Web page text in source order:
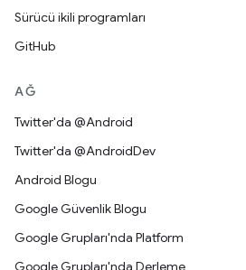
Sürücü ikili programları
GitHub
AĞ
Twitter'da @Android
Twitter'da @AndroidDev
Android Blogu
Google Güvenlik Blogu
Google Grupları'nda Platform
Google Grupları'nda Derleme